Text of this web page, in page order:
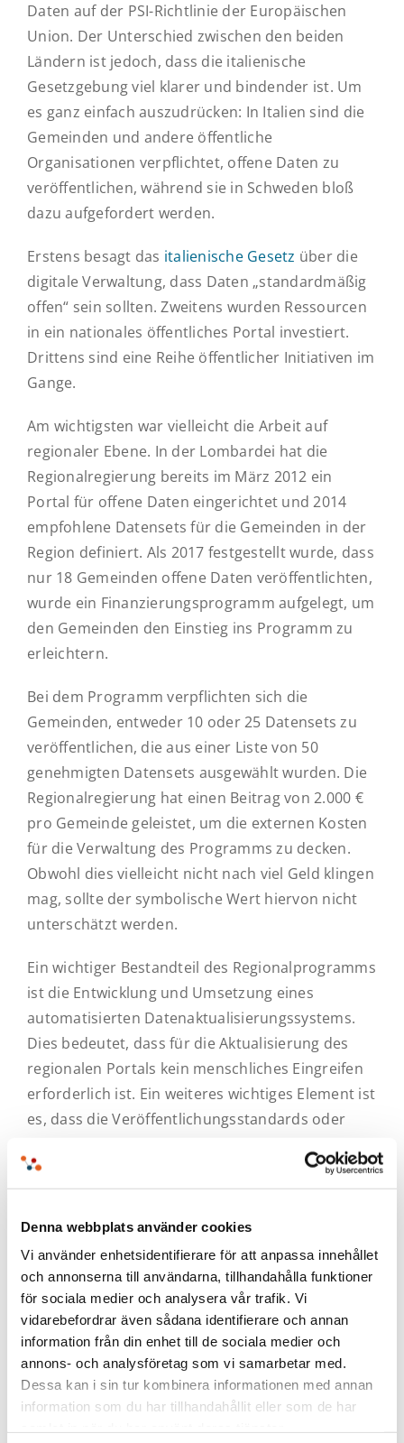
Denna webbplats använder cookies
Vi använder enhetsidentifierare för att anpassa innehållet
och annonserna till användarna, tillhandahålla funktioner
för sociala medier och analysera vår trafik. Vi
vidarebefordrar även sådana identifierare och annan
information från din enhet till de sociala medier och
annons- och analysföretag som vi samarbetar med.
Dessa kan i sin tur kombinera informationen med annan
information som du har tillhandahållit eller som de har
Daten auf der PSI-Richtlinie der Europäischen
Union. Der Unterschied zwischen den beiden
Ländern ist jedoch, dass die italienische
Gesetzgebung viel klarer und bindender ist. Um
es ganz einfach auszudrücken: In Italien sind die
Gemeinden und andere öffentliche
Organisationen verpflichtet, offene Daten zu
veröffentlichen, während sie in Schweden bloß
dazu aufgefordert werden.
Erstens besagt das italienische Gesetz über die
digitale Verwaltung, dass Daten „standardmäßig
offen“ sein sollten. Zweitens wurden Ressourcen
in ein nationales öffentliches Portal investiert.
Drittens sind eine Reihe öffentlicher Initiativen im
Gange.
Am wichtigsten war vielleicht die Arbeit auf
regionaler Ebene. In der Lombardei hat die
Regionalregierung bereits im März 2012 ein
Portal für offene Daten eingerichtet und 2014
empfohlene Datensets für die Gemeinden in der
Region definiert. Als 2017 festgestellt wurde, dass
nur 18 Gemeinden offene Daten veröffentlichten,
wurde ein Finanzierungsprogramm aufgelegt, um
den Gemeinden den Einstieg ins Programm zu
erleichtern.
Bei dem Programm verpflichten sich die
Gemeinden, entweder 10 oder 25 Datensets zu
veröffentlichen, die aus einer Liste von 50
genehmigten Datensets ausgewählt wurden. Die
Regionalregierung hat einen Beitrag von 2.000 €
pro Gemeinde geleistet, um die externen Kosten
für die Verwaltung des Programms zu decken.
Obwohl dies vielleicht nicht nach viel Geld klingen
mag, sollte der symbolische Wert hiervon nicht
unterschätzt werden.
Ein wichtiger Bestandteil des Regionalprogramms
ist die Entwicklung und Umsetzung eines
automatisierten Datenaktualisierungssystems.
Dies bedeutet, dass für die Aktualisierung des
regionalen Portals kein menschliches Eingreifen
erforderlich ist. Ein weiteres wichtiges Element ist
es, dass die Veröffentlichungsstandards oder
Gemeinden gemäß den nationalen und
europäischen Richtlinien entwickelt wurden.
Die Ergebnisse ließen
nicht lange auf sich
warten
In den Jahren 2018 und 2019 haben sich 136
Gemeinden dem Programm angeschlossen. Bis
August 2020 sollen 95 Gemeinden die